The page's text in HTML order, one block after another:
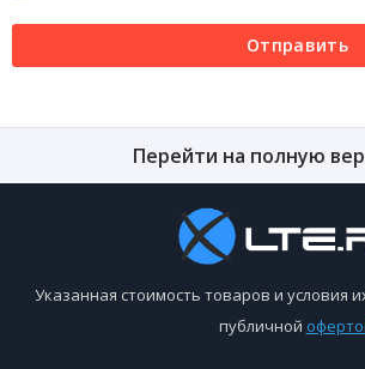
Отправить
Перейти на полную
Указанная стоимость товаров и условия
публичной